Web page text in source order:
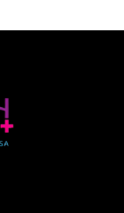
de
ótimo e
em
puro